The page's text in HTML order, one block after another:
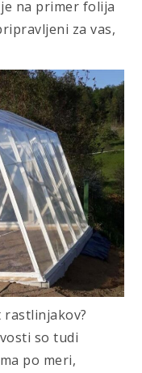
na primer folija
za vas,
so tudi
po meri,